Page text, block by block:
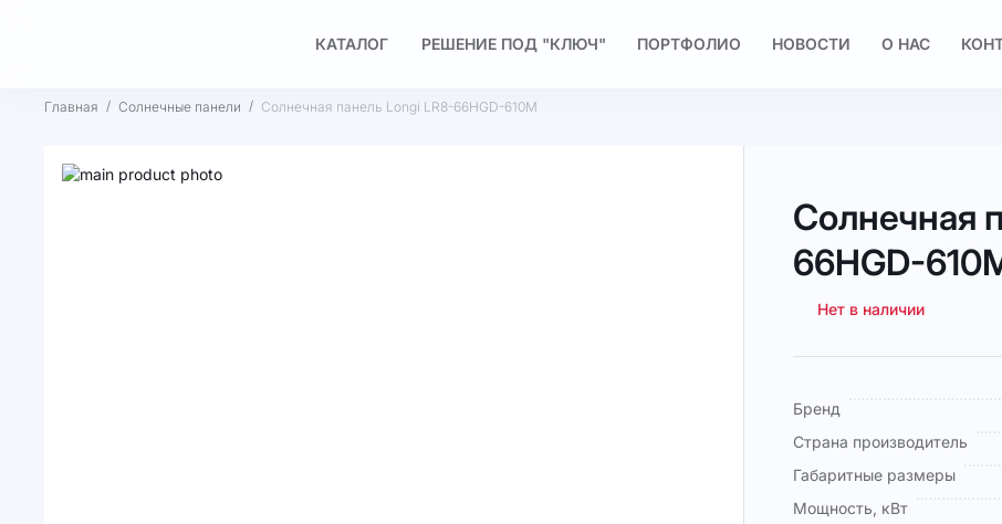
КАТАЛОГ РЕШЕНИЕ ПОД "КЛЮЧ" ПОРТФОЛИО НОВОСТИ О НАС
Главная Солнечные панели Солнечная панель Longi LR8-66HGD-610M
Пропустить
Солнечная
66HGD-
Нет в наличии
Подробная
информация
Бренд
Страна производитель
Габаритные размеры
Мощность, кВт